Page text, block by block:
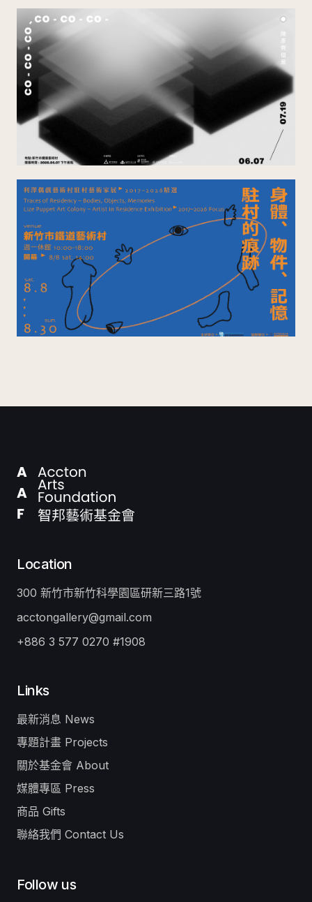
Location
300 新竹市新竹科學園區研新三路1號
acctongallery@gmail.com
+886 3 577 0270 #1908
Links
最新消息 News
專題計畫 Projects
關於基金會 About
媒體專區 Press
商品 Gifts
聯絡我們 Contact Us
Follow us